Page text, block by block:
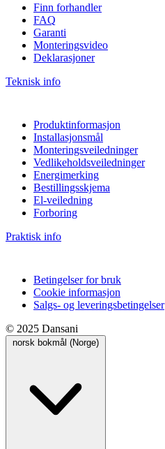
Finn forhandler
FAQ
Garanti
Monteringsvideo
Deklarasjoner
Teknisk info
Produktinformasjon
Installasjonsmål
Monteringsveiledninger
Vedlikeholdsveiledninger
Energimerking
Bestillingsskjema
El-veiledning
Forboring
Praktisk info
Betingelser for bruk
Cookie informasjon
Salgs- og leveringsbetingelser
© 2025 Dansani
norsk bokmål (Norge)